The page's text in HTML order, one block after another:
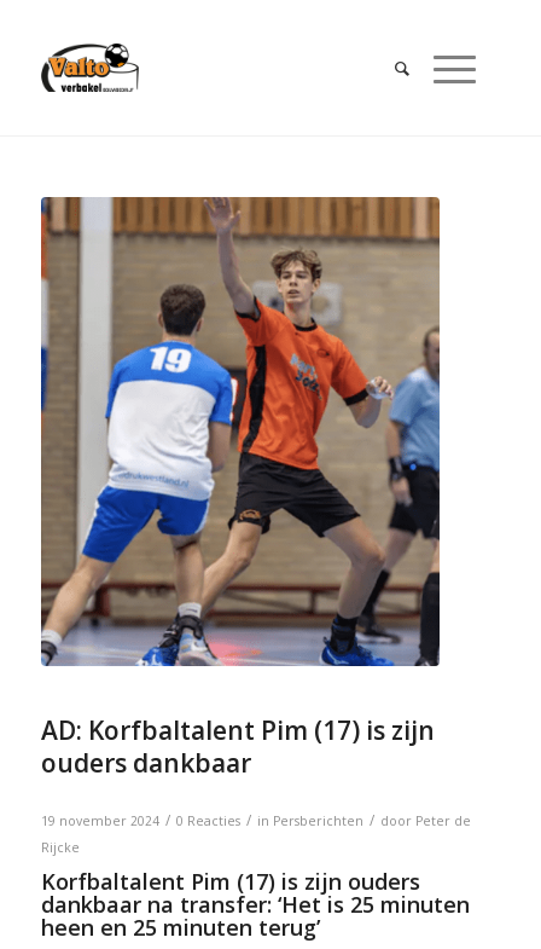
AD: Korfbaltalent Pim (17) is zijn
ouders dankbaar
19 november 2024 / 0 Reacties / in Persberichten / door Peter de
Rijcke
Korfbaltalent Pim (17) is zijn ouders
dankbaar na transfer: ‘Het is 25 minuten
heen en 25 minuten terug’